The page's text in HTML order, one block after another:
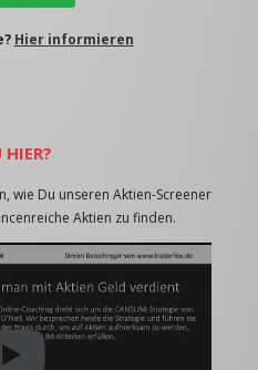
Hier informieren
HIER?
wie Du unseren Aktien-Screener
Aktien zu finden.